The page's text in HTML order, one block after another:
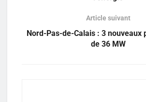
Article suivant
Nord-Pas-de-Calais : 3 nouveaux
de 36 MW